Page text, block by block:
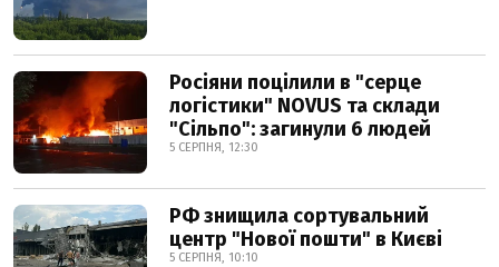
Росіяни поцілили в "серце
логістики" NOVUS та склади
"Сільпо": загинули 6 людей
5 СЕРПНЯ, 12:30
РФ знищила сортувальний
центр "Нової пошти" в Києві
5 СЕРПНЯ, 10:10